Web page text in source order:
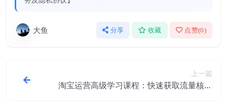
大鱼 分享 收藏 点赞(0)
上一篇
淘宝运营高级学习课程：快速获取流量核心